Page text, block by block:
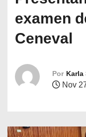
examen
Ceneval
Por Karla
Nov